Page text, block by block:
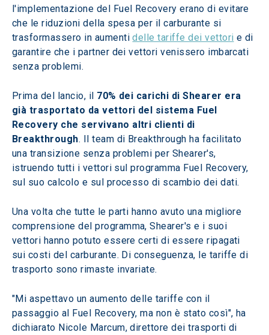
l'implementazione del Fuel Recovery erano di evitare
che le riduzioni della spesa per il carburante si
trasformassero in aumenti delle tariffe dei vettori e di
garantire che i partner dei vettori venissero imbarcati
senza problemi.
Prima del lancio, il 70% dei carichi di Shearer era
già trasportato da vettori del sistema Fuel
Recovery che servivano altri clienti di
Breakthrough. Il team di Breakthrough ha facilitato
una transizione senza problemi per Shearer's,
istruendo tutti i vettori sul programma Fuel Recovery,
sul suo calcolo e sul processo di scambio dei dati.
Una volta che tutte le parti hanno avuto una migliore
comprensione del programma, Shearer's e i suoi
vettori hanno potuto essere certi di essere ripagati
sui costi del carburante. Di conseguenza, le tariffe di
trasporto sono rimaste invariate.
"Mi aspettavo un aumento delle tariffe con il
passaggio al Fuel Recovery, ma non è stato così", ha
dichiarato Nicole Marcum, direttore dei trasporti di